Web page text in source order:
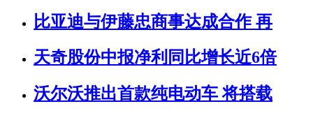
比亚迪与伊藤忠商事达成合作 再
天奇股份中报净利同比增长近6倍
沃尔沃推出首款纯电动车 将搭载